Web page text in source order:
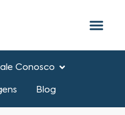
Conosco
Blog